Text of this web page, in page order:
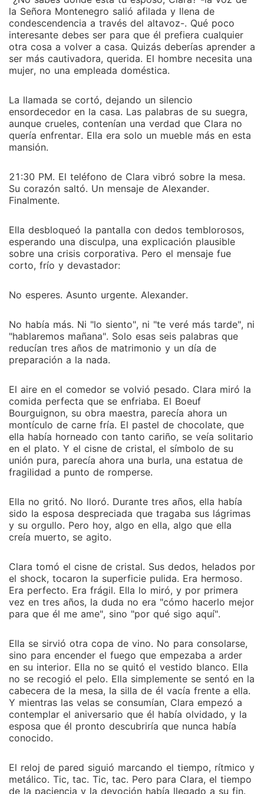
la Señora Montenegro salió afilada y llena de
condescendencia a través del altavoz-. Qué poco
interesante debes ser para que él prefiera cualquier
otra cosa a volver a casa. Quizás deberías aprender a
ser más cautivadora, querida. El hombre necesita una
mujer, no una empleada doméstica.
La llamada se cortó, dejando un silencio
ensordecedor en la casa. Las palabras de su suegra,
aunque crueles, contenían una verdad que Clara no
quería enfrentar. Ella era solo un mueble más en esta
mansión.
21:30 PM. El teléfono de Clara vibró sobre la mesa.
Su corazón saltó. Un mensaje de Alexander.
Finalmente.
Ella desbloqueó la pantalla con dedos temblorosos,
esperando una disculpa, una explicación plausible
sobre una crisis corporativa. Pero el mensaje fue
corto, frío y devastador:
No esperes. Asunto urgente. Alexander.
No había más. Ni "lo siento", ni "te veré más tarde", ni
"hablaremos mañana". Solo esas seis palabras que
reducían tres años de matrimonio y un día de
preparación a la nada.
El aire en el comedor se volvió pesado. Clara miró la
comida perfecta que se enfriaba. El Boeuf
Bourguignon, su obra maestra, parecía ahora un
montículo de carne fría. El pastel de chocolate, que
ella había horneado con tanto cariño, se veía solitario
en el plato. Y el cisne de cristal, el símbolo de su
unión pura, parecía ahora una burla, una estatua de
fragilidad a punto de romperse.
Ella no gritó. No lloró. Durante tres años, ella había
sido la esposa despreciada que tragaba sus lágrimas
y su orgullo. Pero hoy, algo en ella, algo que ella
creía muerto, se agito.
Clara tomó el cisne de cristal. Sus dedos, helados por
el shock, tocaron la superficie pulida. Era hermoso.
Era perfecto. Era frágil. Ella lo miró, y por primera
vez en tres años, la duda no era "cómo hacerlo mejor
para que él me ame", sino "por qué sigo aquí".
Ella se sirvió otra copa de vino. No para consolarse,
sino para encender el fuego que empezaba a arder
en su interior. Ella no se quitó el vestido blanco. Ella
no se recogió el pelo. Ella simplemente se sentó en la
cabecera de la mesa, la silla de él vacía frente a ella.
Y mientras las velas se consumían, Clara empezó a
contemplar el aniversario que él había olvidado, y la
esposa que él pronto descubriría que nunca había
conocido.
El reloj de pared siguió marcando el tiempo, rítmico y
metálico. Tic, tac. Tic, tac. Pero para Clara, el tiempo
de la paciencia y la devoción había llegado a su fin.